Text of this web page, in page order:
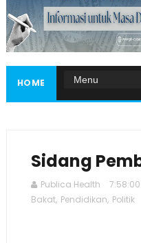
Masukkan iklan disini!
HOME
Sidang
Publica Health 7:58:00
Bakat, Pendidikan, Politik